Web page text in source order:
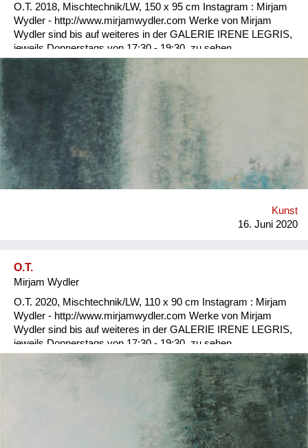
O.T. 2018, Mischtechnik/LW, 150 x 95 cm Instagram : Mirjam
Wydler - http://www.mirjamwydler.com Werke von Mirjam
Wydler sind bis auf weiteres in der GALERIE IRENE LEGRIS,
jeweils Donnerstags von 17:30 - 19:30, zu sehen.
Semperstrasse 43, 1180 Wien
Kunst
16. Juni 2020
O.T.
Mirjam Wydler
O.T. 2020, Mischtechnik/LW, 110 x 90 cm Instagram : Mirjam
Wydler - http://www.mirjamwydler.com Werke von Mirjam
Wydler sind bis auf weiteres in der GALERIE IRENE LEGRIS,
jeweils Donnerstags von 17:30 - 19:30, zu sehen.
Semperstrasse 43, 1180 Wien